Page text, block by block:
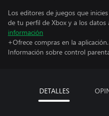
Los editores de juegos que
de tu perfil de Xbox y a los datos
información
+Ofrece compras en la aplicación.
Información sobre control
DETALLES